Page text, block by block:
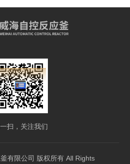
扫，关注我们
有限公司 版权所有 All Rights